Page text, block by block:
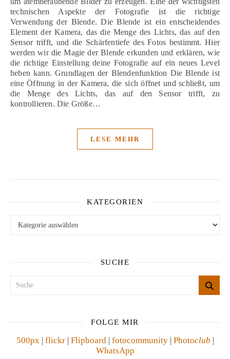
technischen Aspekte der Fotografie ist die richtige
Verwendung der Blende. Die Blende ist ein entscheidendes
Element der Kamera, das die Menge des Lichts, das auf den
Sensor trifft, und die Schärfentiefe des Fotos bestimmt. Hier
werden wir die Magie der Blende erkunden und erklären, wie
die richtige Einstellung deine Fotografie auf ein neues Level
heben kann. Grundlagen der Blendenfunktion Die Blende ist
eine Öffnung in der Kamera, die sich öffnet und schließt, um
die Menge des Lichts, das auf den Sensor trifft, zu
kontrollieren. Die Größe…
LESE MEHR
KATEGORIEN
SUCHE
FOLGE MIR
500px | flickr| Flipboard | fotocommunity| Photoclub |
WhatsApp